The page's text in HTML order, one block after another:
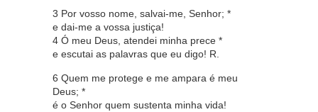
3 Por vosso nome, salvai-me, Senhor; *
e dai-me a vossa justiça!
4 Ó meu Deus, atendei minha prece *
e escutai as palavras que eu digo! R.
6 Quem me protege e me ampara é meu
Deus; *
é o Senhor quem sustenta minha vida!